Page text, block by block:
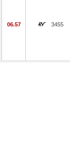
06.57 3455